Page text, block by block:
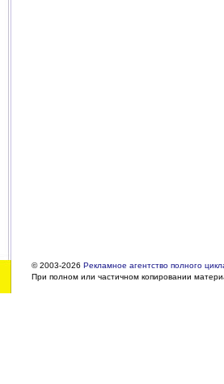
© 2003-2026 Рекламное агентство полного
При полном или частичном копировании